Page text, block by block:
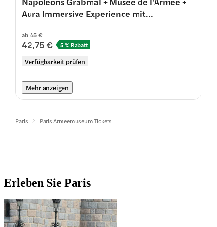
Aura Immersive Experience mit
ab 45 €
42,75 € 5 % Rabatt
Verfügbarkeit prüfen
Mehr anzeigen
Paris Paris Armeemuseum Tickets
Erleben Sie Paris